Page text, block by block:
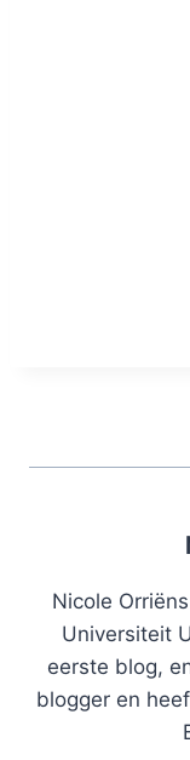
Nicole
Universiteit
eerste blog,
blogger en